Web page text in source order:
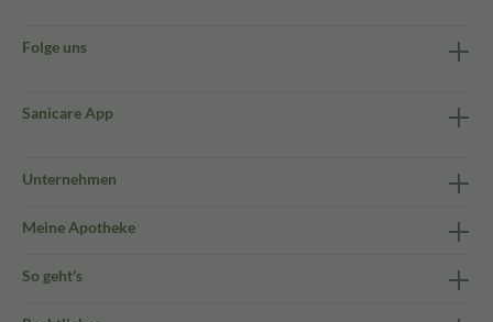
Folge uns
Sanicare App
Unternehmen
Meine Apotheke
So geht's